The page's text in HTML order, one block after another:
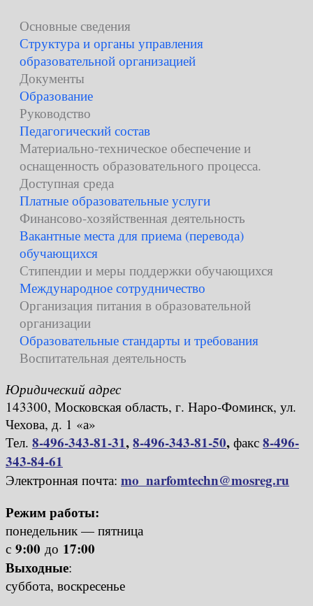
Основные сведения
Структура и органы управления
образовательной организацией
Документы
Образование
Руководство
Педагогический состав
Материально-техническое обеспечение и
оснащенность образовательного процесса.
Доступная среда
Платные образовательные услуги
Финансово-хозяйственная деятельность
Вакантные места для приема (перевода)
обучающихся
Стипендии и меры поддержки обучающихся
Международное сотрудничество
Организация питания в образовательной
организации
Образовательные стандарты и требования
Воспитательная деятельность
Юридический адрес
143300, Московская область, г. Наро-Фоминск, ул.
Чехова, д. 1 «а»
Тел. 8-496-343-81-31,8-496-343-81-50, факс 8-496-
343-84-61
Электронная почта: mo_narfomtechn@mosreg.ru
Режим работы:
понедельник — пятница
с 9:00 до 17:00
Выходные:
суббота, воскресенье